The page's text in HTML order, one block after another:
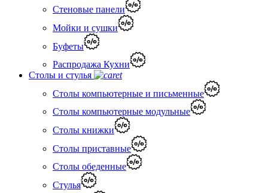
Стеновые панели
Мойки и сушки
Буфеты
Распродажа Кухни
Столы и стулья
Столы компьютерные и письменные
Столы компьютерные модульные
Столы книжки
Столы приставные
Столы обеденные
Стулья